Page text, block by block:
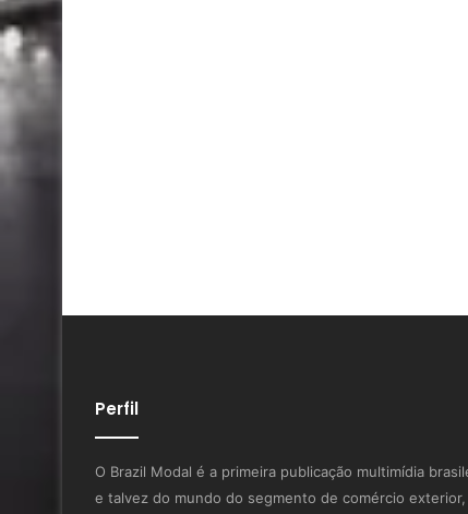
Perfil
O Brazil Modal é a primeira publicação multimídia
e talvez do mundo do segmento de comércio exterior,